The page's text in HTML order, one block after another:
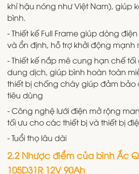
khí hậu nóng như Việt Nam), giúp
bình.
- Thiết kế Full Frame giúp dòng
và ổn định, hỗ trợ khởi động mạnh
- Thiết kế nắp mê cung hạn chế
dung dịch, giúp bình hoàn toàn
thiết bị chống cháy giúp đảm bảo
tiêu dùng
- Công nghệ lưới điện mở rộng
tối ưu cho các thiết bị và thiết bị
- Tuổi thọ lâu dài
2.2 Nhược điểm của bình Ắc
105D31R 12V 90Ah